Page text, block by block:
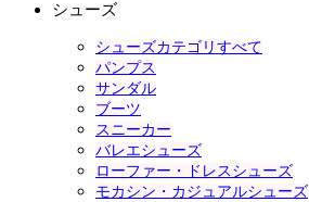
シューズ
シューズカテゴリすべて
パンプス
サンダル
ブーツ
スニーカー
バレエシューズ
ローファー・ドレスシューズ
モカシン・カジュアルシューズ